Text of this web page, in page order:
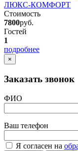
ЛЮКС-КОМФОРТ
Стоимость
7800руб.
Гостей
1
подробнее
×
Заказать звонок
ФИО
Ваш телефон
Я согласен на